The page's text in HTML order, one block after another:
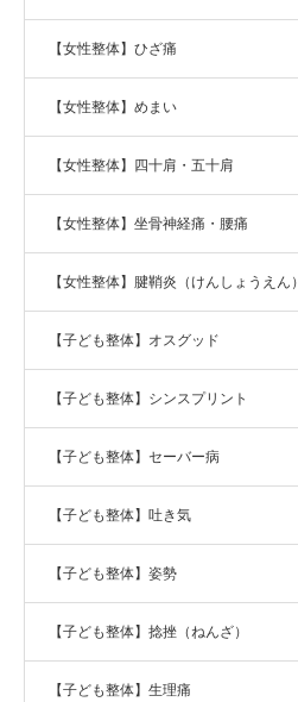
【女性整体】ひざ痛
【女性整体】めまい
【女性整体】四十肩・五十肩
【女性整体】坐骨神経痛・腰痛
【女性整体】腱鞘炎（けんしょうえん）
【子ども整体】オスグッド
【子ども整体】シンスプリント
【子ども整体】セーバー病
【子ども整体】吐き気
【子ども整体】姿勢
【子ども整体】捻挫（ねんざ）
【子ども整体】生理痛